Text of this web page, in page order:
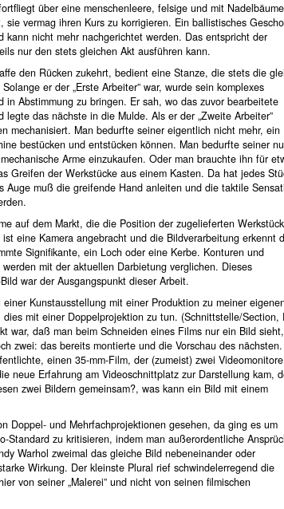
über eine menschenleere, felsige und mit
sie vermag ihren Kurs zu korrigieren. Ein ballistisches
kann nicht mehr nachgerichtet werden. Das entspricht der
nur den stets gleichen Akt ausführen kann.
den Rücken zukehrt, bedient eine Stanze, die stets die
er der „Erste Arbeiter” war, wurde sein komplexes
in Abstimmung zu bringen. Er sah, wo das zuvor bearbeitete
das nächste in die Mulde. Als er der „Zweite Arbeiter”
mechanisiert. Man bedurfte seiner eigentlich nicht mehr, ein
bestücken und entstücken können. Man bedurfte seiner
Arme einzukaufen. Oder man brauchte ihn für
Greifen der Werkstücke aus einem Kasten. Da hat jedes
Auge muß die greifende Hand anleiten und die taktile
auf dem Markt, die die Position der zugelieferten
eine Kamera angebracht und die Bildverarbeitung erkennt
Signifikante, ein Loch oder eine Kerbe. Konturen und
mit der aktuellen Darbietung verglichen. Dieses
war der Ausgangspunkt dieser Arbeit.
Kunstausstellung mit einer Produktion zu meiner
mit einer Doppelprojektion zu tun. (Schnittstelle/Section,
war, daß man beim Schneiden eines Films nur ein Bild sieht,
zwei: das bereits montierte und die Vorschau des
einen 35-mm-Film, der (zumeist) zwei Videomonitore
neue Erfahrung am Videoschnittplatz zur Darstellung kam,
zwei Bildern gemeinsam?, was kann ein Bild mit einem
Doppel- und Mehrfachprojektionen gesehen, da ging es um
Standard zu kritisieren, indem man außerordentliche
Warhol zweimal das gleiche Bild nebeneinander oder
Wirkung. Der kleinste Plural rief schwindelerregend die
von seiner „Malerei” und nicht von seinen filmischen